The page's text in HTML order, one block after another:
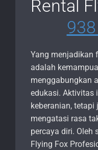
Rental
Yang menjadikan
adalah
menggabungkan
edukasi. Aktivitas
keberanian,
mengatasi rasa
percaya diri. Oleh
Flying Fox